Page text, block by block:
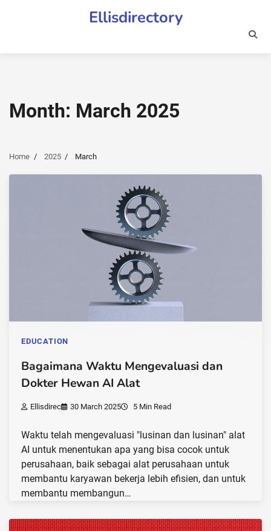
Ellisdirectory
Month: March 2025
Home 2025 March
EDUCATION
Bagaimana Waktu Mengevaluasi dan
Dokter Hewan AI Alat
Ellisdirec 30 March 2025 5 Min Read
Waktu telah mengevaluasi "lusinan dan lusinan" alat
AI untuk menentukan apa yang bisa cocok untuk
perusahaan, baik sebagai alat perusahaan untuk
membantu karyawan bekerja lebih efisien, dan untuk
membantu membangun…